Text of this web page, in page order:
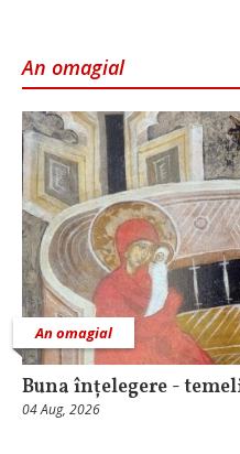
An omagial
An omagial
Buna înțelegere -
04 Aug, 2026